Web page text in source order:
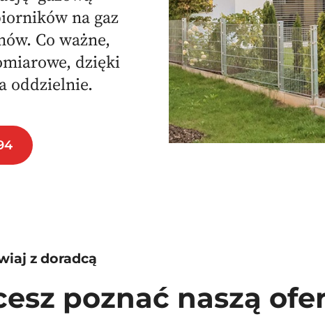
na gaz
Co ważne,
dzięki
oddzielnie.
z doradcą
poznać naszą